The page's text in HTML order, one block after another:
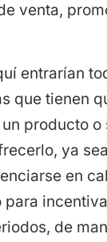
venta,
entrarían
que tienen
producto o
ya
en
para
de